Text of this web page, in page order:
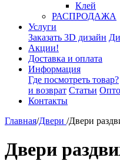
Клей
РАСПРОДАЖА
Услуги
Заказать 3D дизайн
Акции!
Доставка и оплата
Информация
Где посмотреть товар?
и возврат Статьи
Контакты
Главная/Двери /Двери
Двери